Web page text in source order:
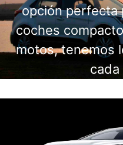
opción perfecta
coches
motos, tenemos
cada